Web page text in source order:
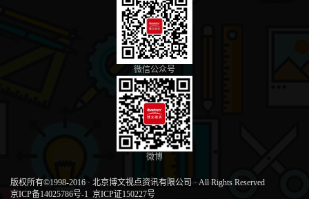
微信公众号
微博
版权所有©1998-2016 · 北京博文视点资讯有限公司 · All Rights Reserved
京ICP备14025786号-1 京ICP证150227号